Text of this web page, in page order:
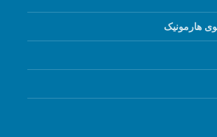
هارمونیک